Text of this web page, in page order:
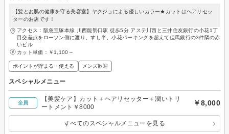
【髪とお肌の健康を守る美容室】ヤクジョによる優しいカラー★カットはヘアリセッ
ターのお店です！
アクセス：阪急宝塚本線 川西能勢口駅 徒歩5分 アステ川西と三井住友銀行の小花1丁
目交差点をローソン側に渡り、すし半、小花パーキングを超えて但馬銀行の3件隣の赤
いビル
カット単価： ￥1,100～
ポイントが貯まる・使える メンズ歓迎
スペシャルメニュー
全員
【美髪ケア】カット＋ヘアリセッター＋潤いトリ
ートメント￥8000
￥8,000
すべてのスペシャルメニューを見る